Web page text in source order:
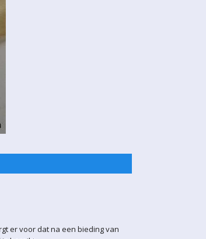
er voor dat na een bieding van